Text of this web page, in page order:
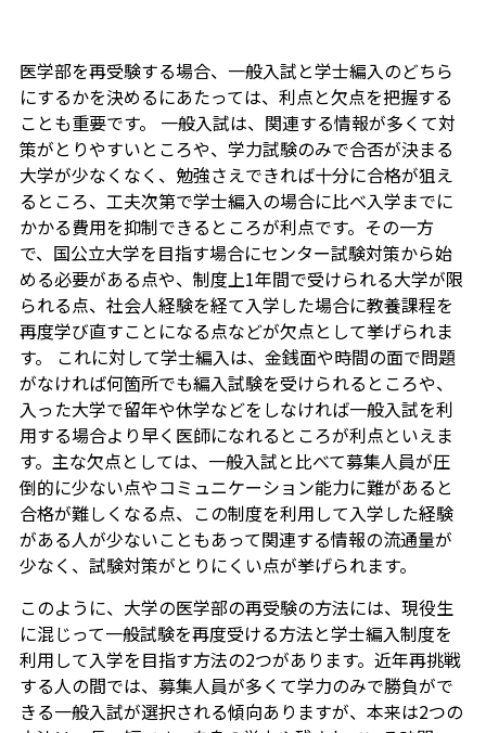
医学部を再受験する場合、一般入試と学士編入のどちら
にするかを決めるにあたっては、利点と欠点を把握する
ことも重要です。 一般入試は、関連する情報が多くて対
策がとりやすいところや、学力試験のみで合否が決まる
大学が少なくなく、勉強さえできれば十分に合格が狙え
るところ、工夫次第で学士編入の場合に比べ入学までに
かかる費用を抑制できるところが利点です。その一方
で、国公立大学を目指す場合にセンター試験対策から始
める必要がある点や、制度上1年間で受けられる大学が限
られる点、社会人経験を経て入学した場合に教養課程を
再度学び直すことになる点などが欠点として挙げられま
す。 これに対して学士編入は、金銭面や時間の面で問題
がなければ何箇所でも編入試験を受けられるところや、
入った大学で留年や休学などをしなければ一般入試を利
用する場合より早く医師になれるところが利点といえま
す。主な欠点としては、一般入試と比べて募集人員が圧
倒的に少ない点やコミュニケーション能力に難があると
合格が難しくなる点、この制度を利用して入学した経験
がある人が少ないこともあって関連する情報の流通量が
少なく、試験対策がとりにくい点が挙げられます。
このように、大学の医学部の再受験の方法には、現役生
に混じって一般試験を再度受ける方法と学士編入制度を
利用して入学を目指す方法の2つがあります。近年再挑戦
する人の間では、募集人員が多くて学力のみで勝負がで
きる一般入試が選択される傾向ありますが、本来は2つの